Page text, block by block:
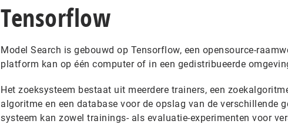
Tensorflow
Model Search is gebouwd op Tensorflow, een opensource-
platform kan op één computer of in een gedistribueerde
Het zoeksysteem bestaat uit meerdere trainers, een
algoritme en een database voor de opslag van de verschillende
systeem kan zowel trainings- als evaluatie-experimenten voor